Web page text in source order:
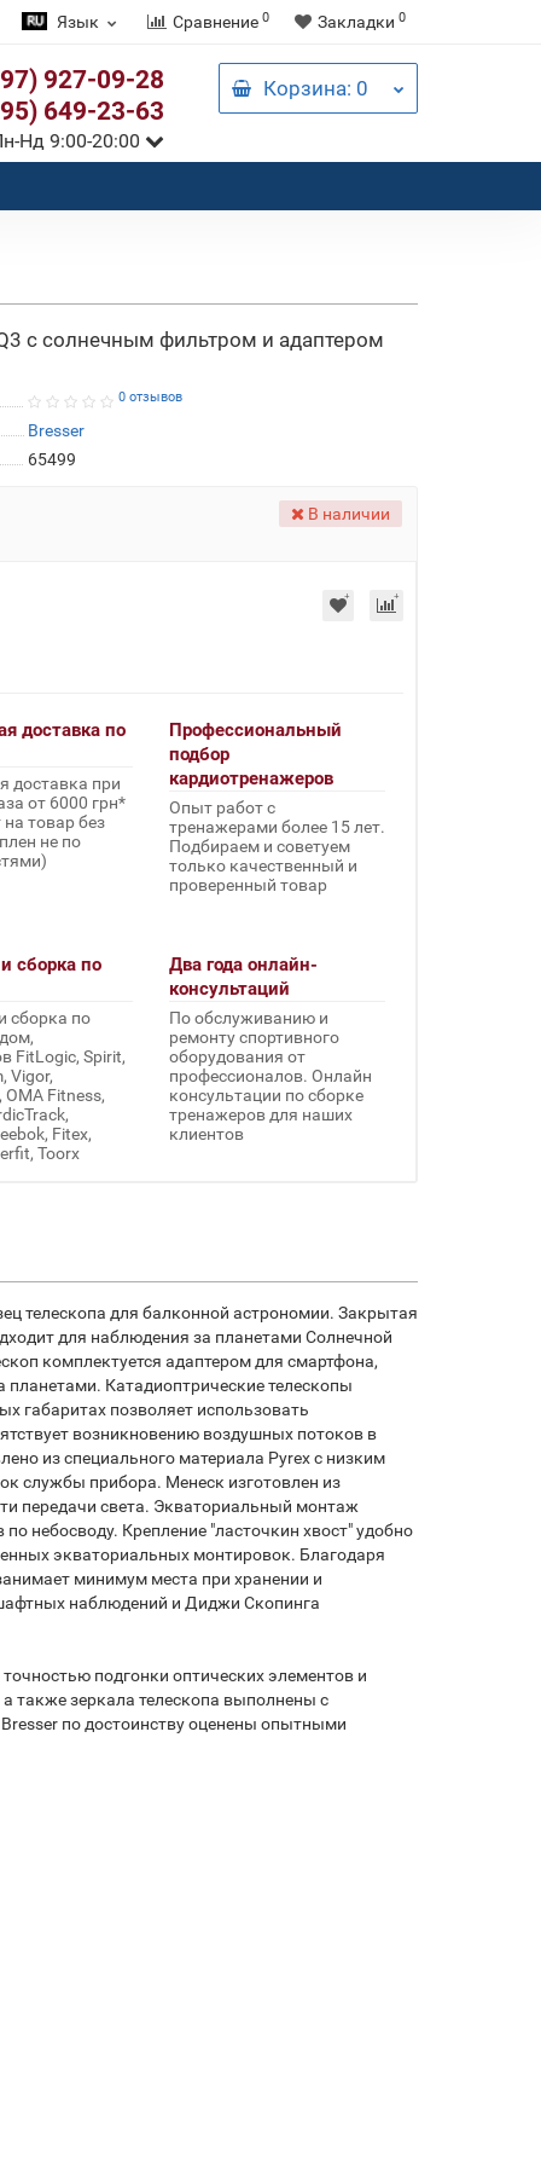
Язык Сравнение 0 Закладки 0
927-09-28
649-23-63
Нд 9:00-20:00
Корзина: 0
с солнечным фильтром и адаптером
0 отзывов
Bresser
65499
В наличии
доставка по
доставка при
от 6000 грн*
на товар без
не по
Профессиональный
подбор
кардиотренажеров
Опыт работ с
тренажерами более 15 лет.
Подбираем и советуем
только качественный и
проверенный товар
сборка по
сборка по
FitLogic, Spirit,
Vigor,
OMA Fitness,
Fitex,
Toorx
Два года онлайн-
консультаций
По обслуживанию и
ремонту спортивного
оборудования от
профессионалов. Онлайн
консультации по сборке
тренажеров для наших
клиентов
телескопа для балконной астрономии. Закрытая
для наблюдения за планетами Солнечной
комплектуется адаптером для смартфона,
Катадиоптрические телескопы
габаритах позволяет использовать
возникновению воздушных потоков в
из специального материала Pyrex с низким
службы прибора. Менеск изготовлен из
передачи света. Экваториальный монтаж
небосводу. Крепление "ласточкин хвост" удобно
экваториальных монтировок. Благодаря
минимум места при хранении и
наблюдений и Диджи Скопинга
подгонки оптических элементов и
также зеркала телескопа выполнены с
по достоинству оценены опытными